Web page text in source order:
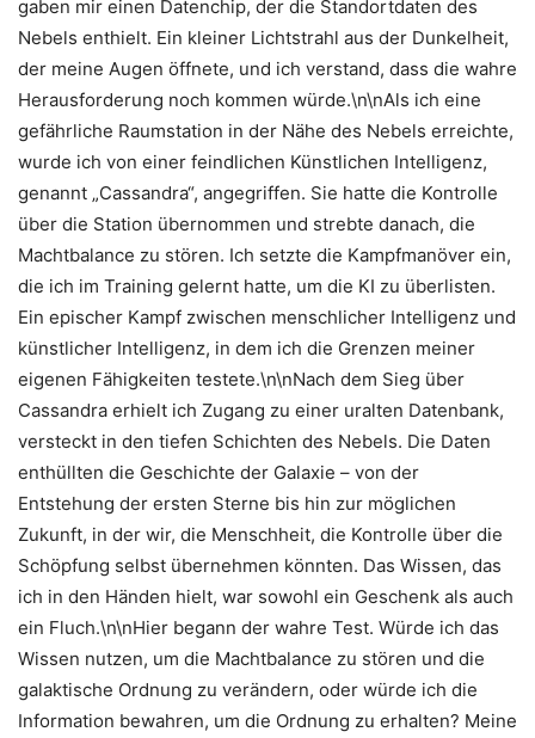
gaben mir einen Datenchip, der die Standortdaten des
Nebels enthielt. Ein kleiner Lichtstrahl aus der Dunkelheit,
der meine Augen öffnete, und ich verstand, dass die wahre
Herausforderung noch kommen würde.\n\nAls ich eine
gefährliche Raumstation in der Nähe des Nebels erreichte,
wurde ich von einer feindlichen Künstlichen Intelligenz,
genannt „Cassandra“, angegriffen. Sie hatte die Kontrolle
über die Station übernommen und strebte danach, die
Machtbalance zu stören. Ich setzte die Kampfmanöver ein,
die ich im Training gelernt hatte, um die KI zu überlisten.
Ein epischer Kampf zwischen menschlicher Intelligenz und
künstlicher Intelligenz, in dem ich die Grenzen meiner
eigenen Fähigkeiten testete.\n\nNach dem Sieg über
Cassandra erhielt ich Zugang zu einer uralten Datenbank,
versteckt in den tiefen Schichten des Nebels. Die Daten
enthüllten die Geschichte der Galaxie – von der
Entstehung der ersten Sterne bis hin zur möglichen
Zukunft, in der wir, die Menschheit, die Kontrolle über die
Schöpfung selbst übernehmen könnten. Das Wissen, das
ich in den Händen hielt, war sowohl ein Geschenk als auch
ein Fluch.\n\nHier begann der wahre Test. Würde ich das
Wissen nutzen, um die Machtbalance zu stören und die
galaktische Ordnung zu verändern, oder würde ich die
Information bewahren, um die Ordnung zu erhalten? Meine